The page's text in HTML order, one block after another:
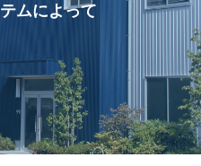
テムによって